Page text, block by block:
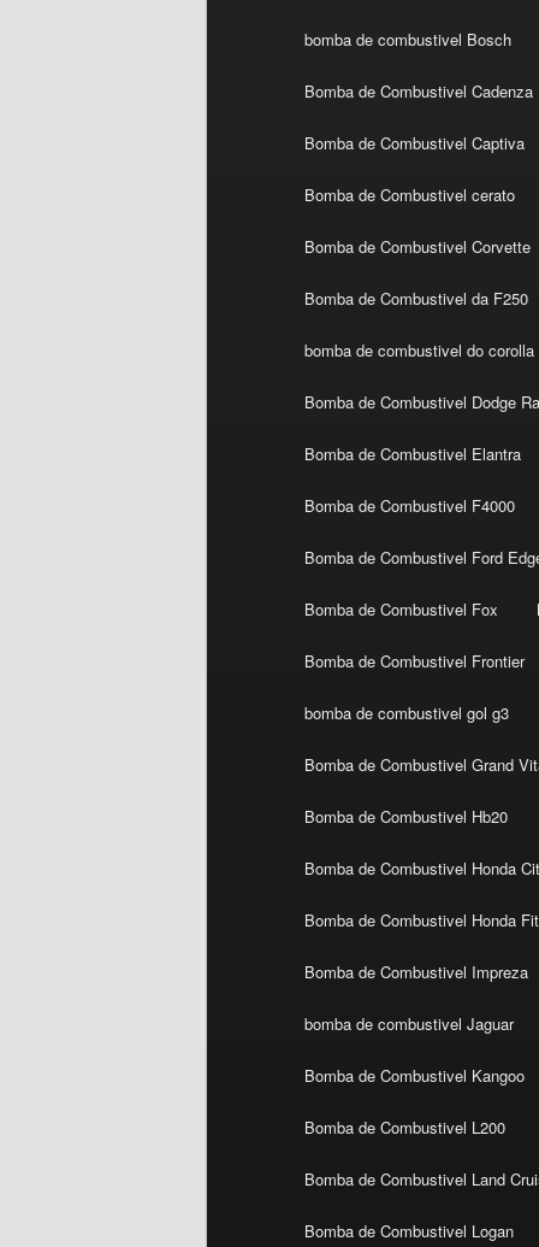
bomba de combustivel Bosch
Bomba de Combustivel Cadenza
Bomba de Combustivel Captiva
Bomba de Combustivel cerato
Bomba de Combustivel Corvette
Bomba de Combustivel da F250
bomba de combustivel do corolla
Bomba de Combustivel Dodge
Bomba de Combustivel Elantra
Bomba de Combustivel F4000
Bomba de Combustivel Ford
Bomba de Combustivel Fox
Bomba de Combustivel Frontier
bomba de combustivel gol g3
Bomba de Combustivel Grand
Bomba de Combustivel Hb20
Bomba de Combustivel Honda
Bomba de Combustivel Honda Fit
Bomba de Combustivel Impreza
bomba de combustivel Jaguar
Bomba de Combustivel Kangoo
Bomba de Combustivel L200
Bomba de Combustivel Land
Bomba de Combustivel Logan